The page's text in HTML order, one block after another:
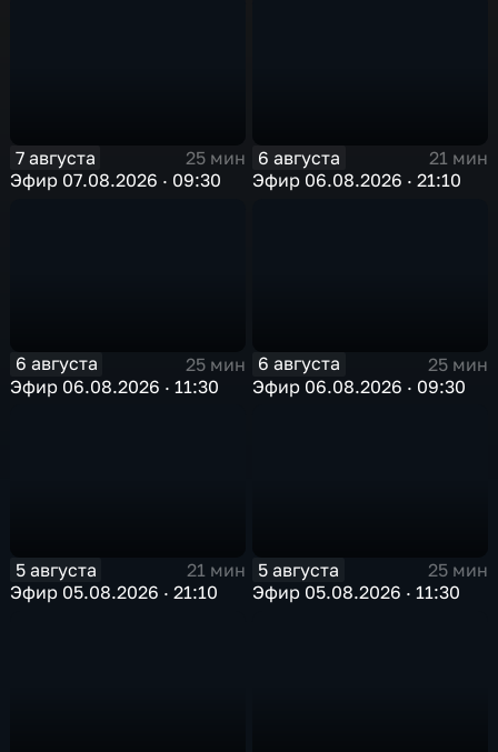
7 августа
25 мин
Эфир 07.08.2026 · 09:30
6 августа
21 мин
Эфир 06.08.2026 · 21:10
6 августа
25 мин
Эфир 06.08.2026 · 11:30
6 августа
25 мин
Эфир 06.08.2026 · 09:30
5 августа
21 мин
Эфир 05.08.2026 · 21:10
5 августа
25 мин
Эфир 05.08.2026 · 11:30